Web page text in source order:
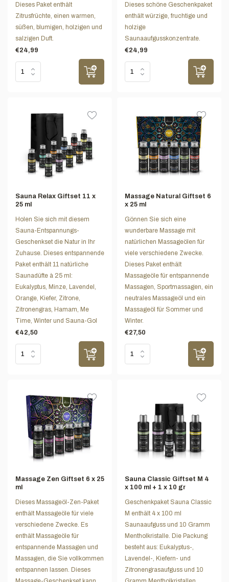
Dieses Paket enthält
Zitrusfrüchte, einen warmen,
süßen, blumigen, holzigen und
salzigen Duft.
€24,99
Dieses schöne Geschenkpaket
enthält würzige, fruchtige und
holzige
Saunaaufgusskonzentrate.
€24,99
Sauna Relax Giftset 11 x
25 ml
Holen Sie sich mit diesem
Sauna-Entspannungs-
Geschenkset die Natur in Ihr
Zuhause. Dieses entspannende
Paket enthält 11 natürliche
Saunadüfte à 25 ml:
Eukalyptus, Minze, Lavendel,
Orange, Kiefer, Zitrone,
Zitronengras, Hamam, Me
Time, Winter und Sauna-Gol
€42,50
Massage Natural Giftset 6
x 25 ml
Gönnen Sie sich eine
wunderbare Massage mit
natürlichen Massageölen für
viele verschiedene Zwecke.
Dieses Paket enthält
Massageöle für entspannende
Massagen, Sportmassagen, ein
neutrales Massageöl und ein
Massageöl für Sommer und
Winter.
€27,50
Massage Zen Giftset 6 x 25
ml
Dieses Massageöl-Zen-Paket
enthält Massageöle für viele
verschiedene Zwecke. Es
enthält Massageöle für
entspannende Massagen und
Massagen, die Sie vollkommen
entspannen lassen. Dieses
Sauna Classic Giftset M 4
x 100 ml + 1 x 10 gr
Geschenkpaket Sauna Classic
M enthält 4 x 100 ml
Saunaaufguss und 10 Gramm
Mentholkristalle. Die Packung
besteht aus: Eukalyptus-,
Lavendel-, Kiefern- und
Zitronengrasaufguss und 10